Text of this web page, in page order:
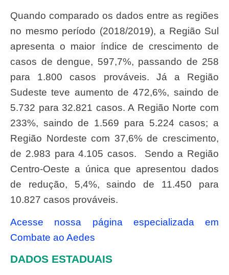
Quando comparado os dados entre as regiões
no mesmo período (2018/2019), a Região Sul
apresenta o maior índice de crescimento de
casos de dengue, 597,7%, passando de 258
para 1.800 casos prováveis. Já a Região
Sudeste teve aumento de 472,6%, saindo de
5.732 para 32.821 casos. A Região Norte com
233%, saindo de 1.569 para 5.224 casos; a
Região Nordeste com 37,6% de crescimento,
de 2.983 para 4.105 casos. Sendo a Região
Centro-Oeste a única que apresentou dados
de redução, 5,4%, saindo de 11.450 para
10.827 casos prováveis.
Acesse nossa página especializada em
Combate ao Aedes
DADOS ESTADUAIS